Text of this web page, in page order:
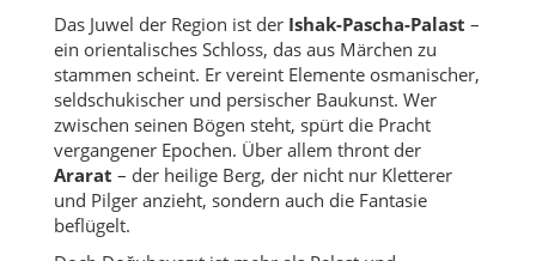
Das Juwel der Region ist der Ishak-Pascha-Palast –
ein orientalisches Schloss, das aus Märchen zu
stammen scheint. Er vereint Elemente osmanischer,
seldschukischer und persischer Baukunst. Wer
zwischen seinen Bögen steht, spürt die Pracht
vergangener Epochen. Über allem thront der
Ararat – der heilige Berg, der nicht nur Kletterer
und Pilger anzieht, sondern auch die Fantasie
beflügelt.